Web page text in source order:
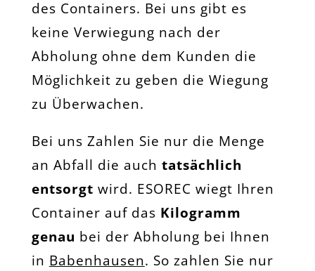
des Containers. Bei uns gibt es
keine Verwiegung nach der
Abholung ohne dem Kunden die
Möglichkeit zu geben die Wiegung
zu Überwachen.
Bei uns Zahlen Sie nur die Menge
an Abfall die auch tatsächlich
entsorgt wird. ESOREC wiegt Ihren
Container auf das Kilogramm
genau bei der Abholung bei Ihnen
in Babenhausen. So zahlen Sie nur